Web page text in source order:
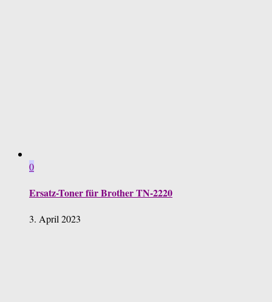
0
Ersatz-Toner für Brother TN-2220
3. April 2023